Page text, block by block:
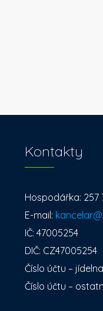
Kontakty
Hospodářka: 257
E-mail:
IČ: 47005254
DIČ: CZ47005254
Číslo účtu –
Číslo účtu –